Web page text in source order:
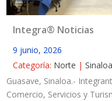
Integra® Noticias
9 junio, 2026
Categoría: Norte |Sinaloa
Guasave, Sinaloa.-
Comercio, Servicios y